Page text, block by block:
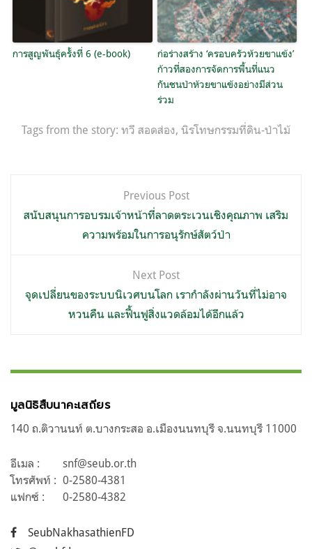
การสูญพันธุ์ครั้งที่ 6 (e-book)
ก่อร่างสร้าง ‘ครอบครัวห้วยขาแข้ง’
ก้าวที่สองการจัดการพื้นที่แนว
กันชนป่าห้วยขาแข้งอย่างมีส่วน
ร่วม
Tags from the story: ทวี สอดส่อง, นิรโทษกรรมที่ดิน-ป่าไม้
เรื่อง
Previous Post
สนับสนุนการอบรมเจ้าหน้าที่ลาดตระเวนเชิงคุณภาพ เสริม
ความพร้อมในการอนุรักษ์สัตว์ป่า
Next Post
จุดเปลี่ยนของระบบนิเวศบนโลก เรากำลังผ่านวันที่ไม่อาจ
หวนคืน และฟื้นฟูสิ่งแวดล้อมได้อีกแล้ว
มูลนิธิสืบนาคะเสถียร
140 ถ.ติวานนท์ ต.บางกระสอ อ.เมืองนนทบุรี จ.นนทบุรี 11000
อีเมล :
snf@seub.or.th
โทรศัพท์ : 0-2580-4381
แฟกซ์ :
0-2580-4382
SeubNakhasathienFD